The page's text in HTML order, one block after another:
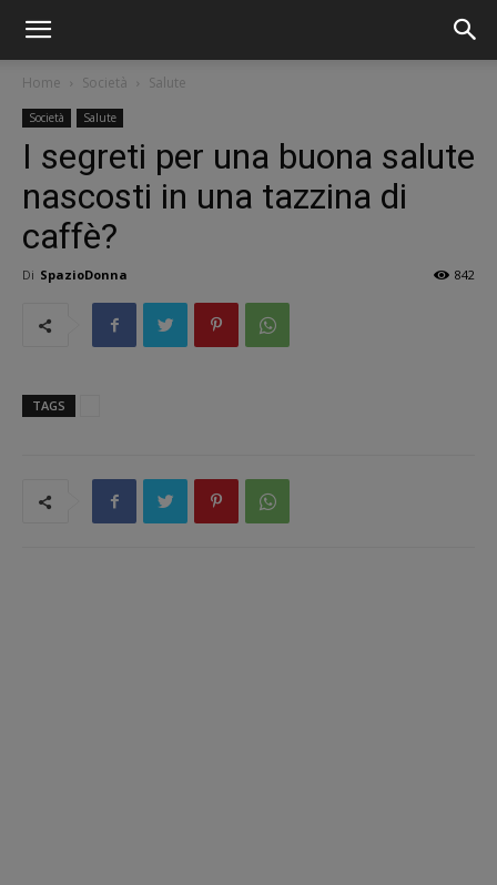
Home Società Salute
Società Salute
I segreti per una buona salute
nascosti in una tazzina di
caffè?
Di SpazioDonna 842
TAGS